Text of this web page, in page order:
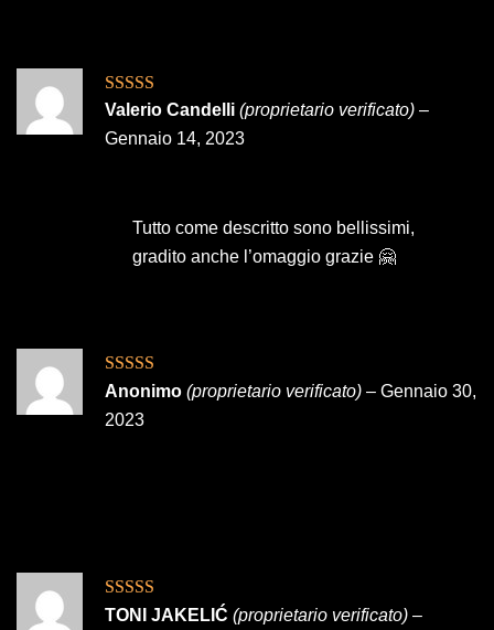
Valutato 5su
5
Valerio Candelli (proprietario verificato) –
Gennaio 14, 2023
Tutto come descritto sono bellissimi,
gradito anche l’omaggio grazie 🤗
Valutato5su
5
Anonimo (proprietario verificato) – Gennaio 30,
2023
Valutato5su
TONI JAKELIĆ (proprietario verificato) –